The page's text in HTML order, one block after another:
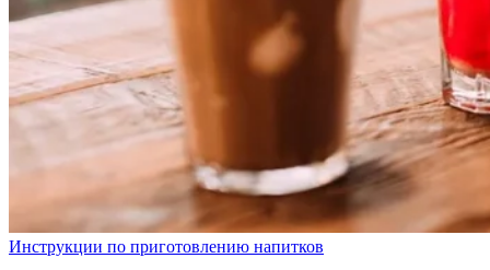
Инструкции по приготовлению напитков